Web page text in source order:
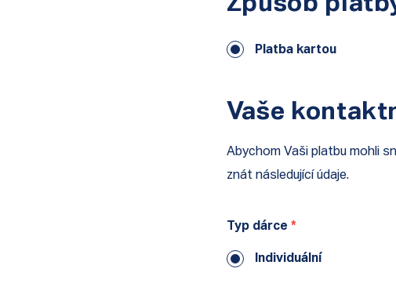
Platba kartou
Vaše
Abychom Vaši platbu mohli
znát následující údaje.
Typ dárce
Individuální